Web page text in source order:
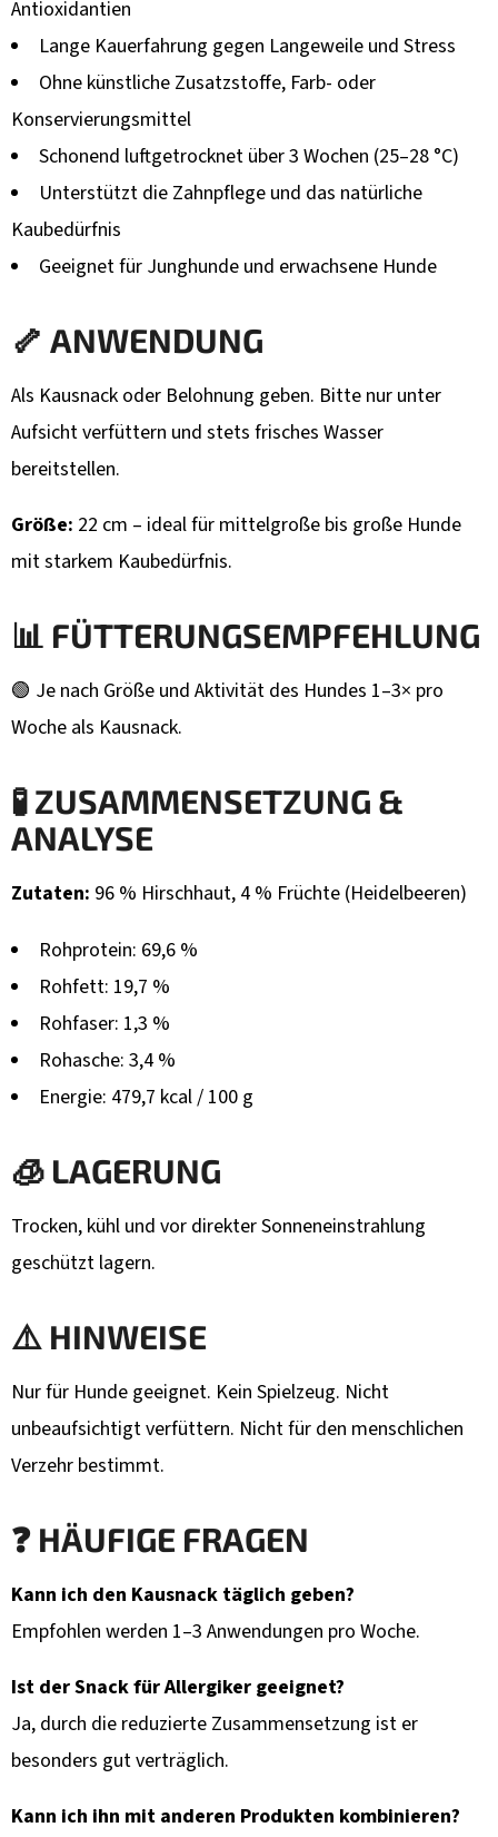
Antioxidantien
Lange Kauerfahrung gegen Langeweile und Stress
Ohne künstliche Zusatzstoffe, Farb- oder
Konservierungsmittel
Schonend luftgetrocknet über 3 Wochen (25–28 °C)
Unterstützt die Zahnpflege und das natürliche
Kaubedürfnis
Geeignet für Junghunde und erwachsene Hunde
🦴 ANWENDUNG
Als Kausnack oder Belohnung geben. Bitte nur unter
Aufsicht verfüttern und stets frisches Wasser
bereitstellen.
Größe: 22 cm – ideal für mittelgroße bis große Hunde
mit starkem Kaubedürfnis.
📊 FÜTTERUNGSEMPFEHLUNG
🟢 Je nach Größe und Aktivität des Hundes 1–3× pro
Woche als Kausnack.
🧪 ZUSAMMENSETZUNG &
ANALYSE
Zutaten: 96 % Hirschhaut, 4 % Früchte (Heidelbeeren)
Rohprotein: 69,6 %
Rohfett: 19,7 %
Rohfaser: 1,3 %
Rohasche: 3,4 %
Energie: 479,7 kcal / 100 g
🧊 LAGERUNG
Trocken, kühl und vor direkter Sonneneinstrahlung
geschützt lagern.
⚠️ HINWEISE
Nur für Hunde geeignet. Kein Spielzeug. Nicht
unbeaufsichtigt verfüttern. Nicht für den menschlichen
Verzehr bestimmt.
❓ HÄUFIGE FRAGEN
Kann ich den Kausnack täglich geben?
Empfohlen werden 1–3 Anwendungen pro Woche.
Ist der Snack für Allergiker geeignet?
Ja, durch die reduzierte Zusammensetzung ist er
besonders gut verträglich.
Kann ich ihn mit anderen Produkten kombinieren?